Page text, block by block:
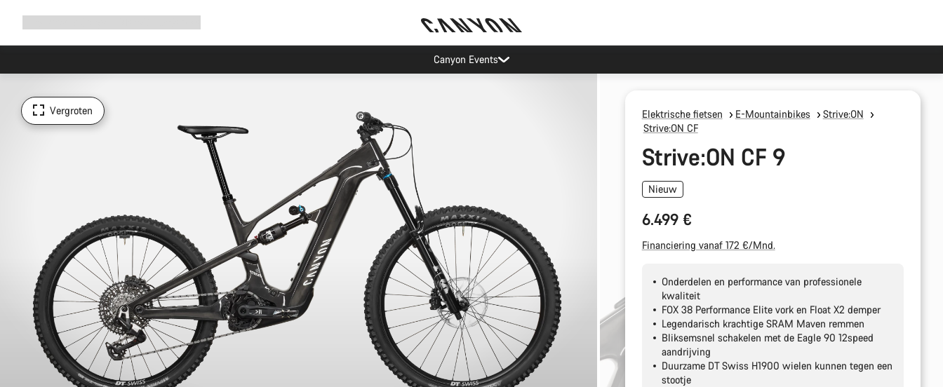
Canyon Events
Vergroten Elektrische fietsen E-Mountainbikes
Strive:ON
Strive:ON CF
Strive:ON CF 9
Nieuw
6.499 €
Financiering vanaf 172 €/Mnd.
Onderdelen en performance van professionele
kwaliteit
FOX 38 Performance Elite vork en Float X2 demper
Legendarisch krachtige SRAM Maven remmen
Bliksemsnel schakelen met de Eagle 90 12speed
aandrijving
Duurzame DT Swiss H1900 wielen kunnen tegen een
stootje